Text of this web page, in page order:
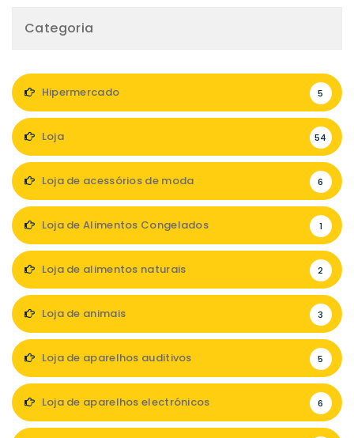
Categoria
Hipermercado 5
Loja 54
Loja de acessórios de moda 6
Loja de Alimentos Congelados 1
Loja de alimentos naturais 2
Loja de animais 3
Loja de aparelhos auditivos 5
Loja de aparelhos electrónicos 6